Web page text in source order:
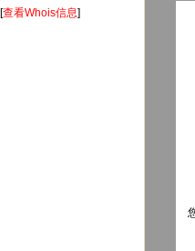
[查看Whois信息]